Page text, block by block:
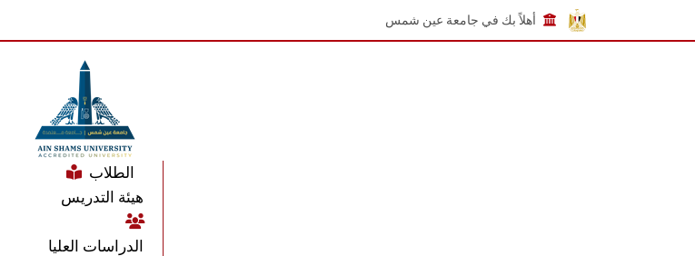
أهلاً بك في جامعة عين شمس
الطلاب
هيئة التدريس
الدراسات العليا